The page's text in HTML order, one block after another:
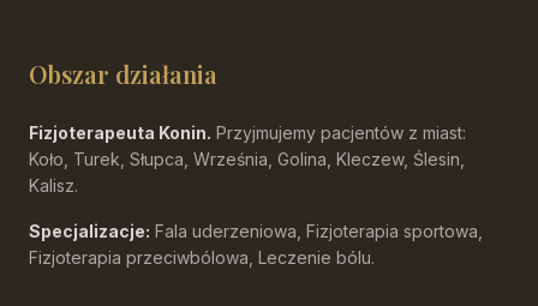
Obszar działania
Fizjoterapeuta Konin. Przyjmujemy pacjentów z miast:
Koło, Turek, Słupca, Września, Golina, Kleczew, Ślesin,
Kalisz.
Specjalizacje: Fala uderzeniowa, Fizjoterapia sportowa,
Fizjoterapia przeciwbólowa, Leczenie bólu.